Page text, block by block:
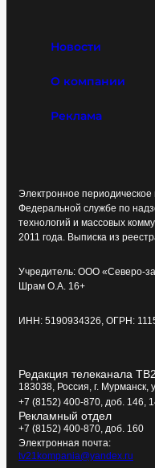
Новости
О компании
Реклама
Электронное
Федеральной службе по
технологий и массовых
2011 года. Выписка из
Учредитель: ООО «Северо-
Шрам О.А. 16+
ИНН: 5190934326, ОГРН:
Редакция телеканала
183038, Россия, г.
+7 (8152) 400-870, доб. 146,
Рекламный отдел
+7 (8152) 400-870, доб. 160
Электронная почта:
tv21kompania@yandex.ru